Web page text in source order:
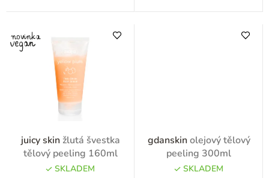
juicy skin žlutá švestka
tělový peeling 160ml
SKLADEM
gdanskinolejový tělový
peeling 300ml
SKLADEM